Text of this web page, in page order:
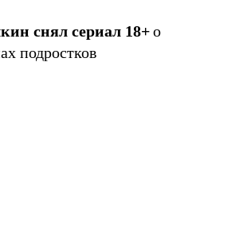
снял сериал 18+о
подростков